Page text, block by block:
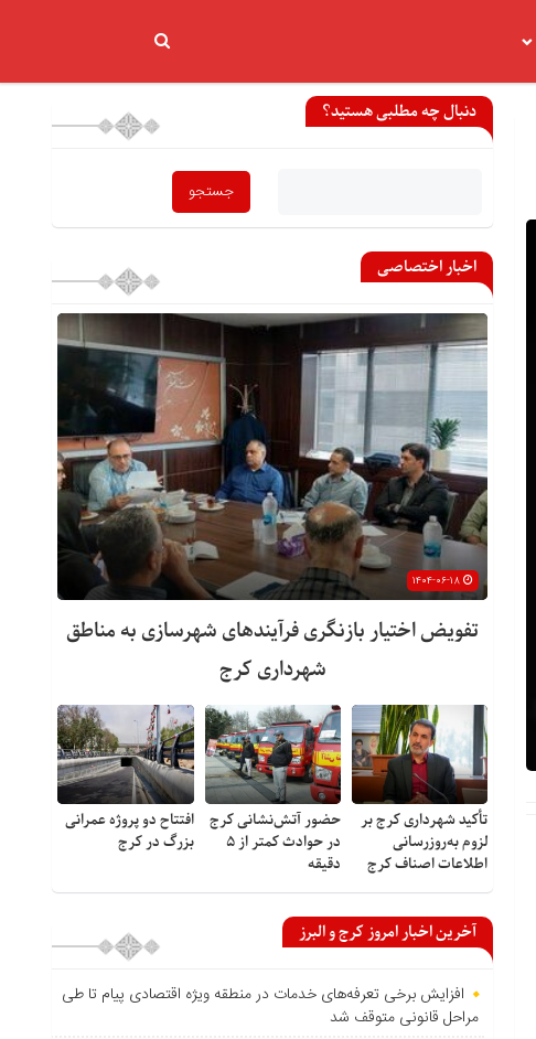
دنبال چه مطلبی هستید؟
اخبار اختصاصی
تفویض اختیار بازنگری فرآیندهای شهرسازی به مناطق
شهرداری کرج
تأکید شهرداری کرج بر
لزوم به‌روزرسانی
اطلاعات اصناف کرج
حضور آتش‌نشانی کرج
در حوادث کمتر از ۵
دقیقه
افتتاح دو پروژه عمرانی
بزرگ در کرج
آخرین اخبار امروز کرج و البرز
افزایش برخی تعرفه‌های خدمات در منطقه ویژه اقتصادی پیام تا طی
مراحل قانونی متوقف شد